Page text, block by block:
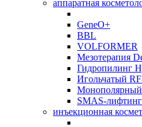
аппаратная
GeneO+
BBL
VOLFORMER
Мезотерапия
Гидропилинг
Игольчатый
Монополярный
SMAS-
инъекционная